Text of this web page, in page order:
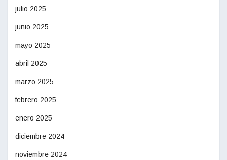
julio 2025
junio 2025
mayo 2025
abril 2025
marzo 2025
febrero 2025
enero 2025
diciembre 2024
noviembre 2024